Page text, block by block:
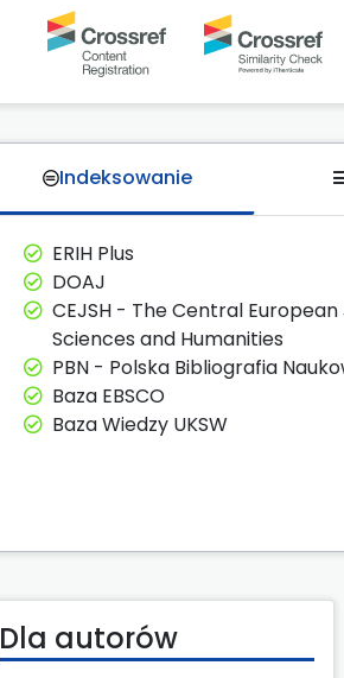
Indeksowanie
ERIH Plus
DOAJ
CEJSH - The Central
Sciences and Humanities
PBN - Polska Bibliografia
Baza EBSCO
Baza Wiedzy UKSW
Dla autorów